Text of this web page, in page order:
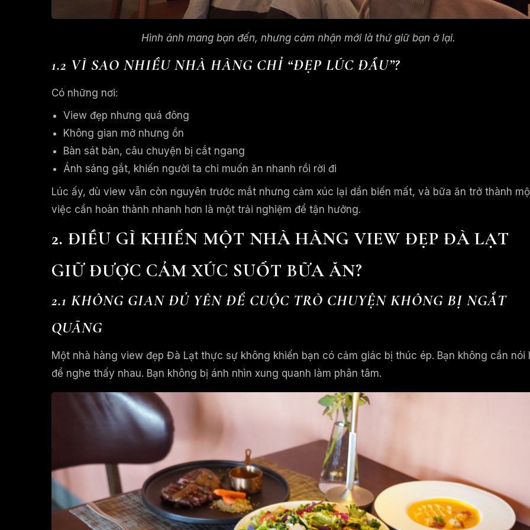
Hình ảnh mang bạn đến, nhưng cảm nhận mới là thứ giữ bạn ở lại.
1.2 VÌ SAO NHIỀU NHÀ HÀNG CHỈ “ĐẸP LÚC ĐẦU”?
Có những nơi:
View đẹp nhưng quá đông
Không gian mở nhưng ồn
Bàn sát bàn, câu chuyện bị cắt ngang
Ánh sáng gắt, khiến người ta chỉ muốn ăn nhanh rồi rời đi
Lúc ấy, dù view vẫn còn nguyên trước mắt nhưng cảm xúc lại dần biến mất, và bữa ăn trở thành
việc cần hoàn thành nhanh hơn là một trải nghiệm để tận hưởng.
2. ĐIỀU GÌ KHIẾN MỘT NHÀ HÀNG VIEW ĐẸP ĐÀ LẠT
GIỮ ĐƯỢC CẢM XÚC SUỐT BỮA ĂN?
2.1 KHÔNG GIAN ĐỦ YÊN ĐỂ CUỘC TRÒ CHUYỆN KHÔNG BỊ NGẮT
QUÃNG
Một nhà hàng view đẹp Đà Lạt thực sự không khiến bạn có cảm giác bị thúc ép. Bạn không cần nói
để nghe thấy nhau. Bạn không bị ánh nhìn xung quanh làm phân tâm.